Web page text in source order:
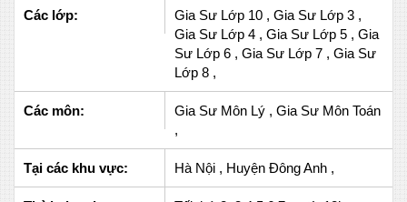
Các lớp:
Gia Sư Lớp 10 , Gia Sư Lớp 3 ,
Gia Sư Lớp 4 , Gia Sư Lớp 5 , Gia
Sư Lớp 6 , Gia Sư Lớp 7 , Gia Sư
Lớp 8 ,
Các môn:
Gia Sư Môn Lý , Gia Sư Môn Toán
,
Tại các khu vực: Hà Nội , Huyện Đông Anh ,